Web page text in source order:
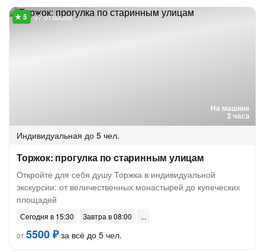
На машине
2 часа
97 отзывов
Индивидуальная до 5 чел.
Торжок: прогулка по старинным улицам
Откройте для себя душу Торжка в индивидуальной
экскурсии: от величественных монастырей до купеческих
площадей
Сегодня в 15:30
Завтра в 08:00
от5500 ₽за всё до 5 чел.